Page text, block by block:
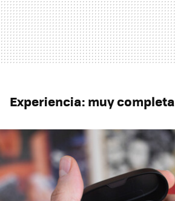
Experiencia: muy completa